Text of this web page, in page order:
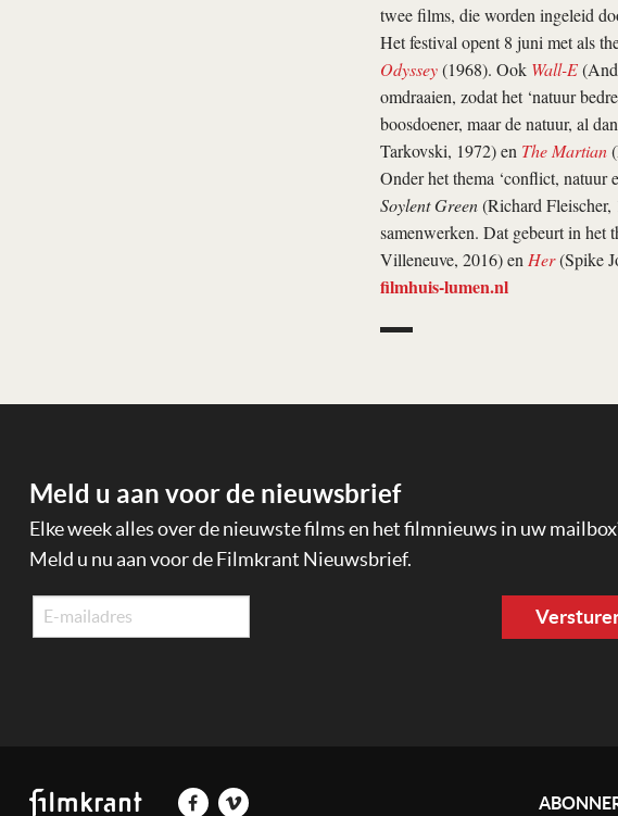
twee films, die worden ingeleid
Het festival opent 8 juni met als
Odyssey(1968). Ook Wall-E
omdraaien, zodat het ‘natuur
boosdoener, maar de natuur, al
Tarkovski, 1972) en The Martian
Onder het thema ‘conflict, natuur
Soylent Green(Richard Fleischer,
samenwerken. Dat gebeurt in het
Villeneuve, 2016) en Her(Spike
filmhuis-lumen.nl
Meld u aan voor de nieuwsbrief
Elke week alles over de nieuwste films en het filmnieuws in uw
Meld u nu aan voor de Filmkrant Nieuwsbrief.